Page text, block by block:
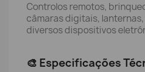
Controlos remotos,
câmaras digitais, lanternas,
diversos dispositivos
🎨 Especificações